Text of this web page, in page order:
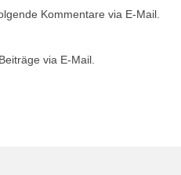
Kommentare via E-Mail.
via E-Mail.